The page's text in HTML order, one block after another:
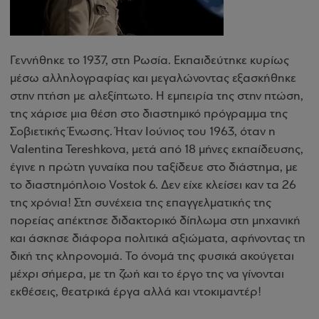
Γεννήθηκε το 1937, στη Ρωσία. Εκπαιδεύτηκε κυρίως
μέσω αλληλογραφίας και μεγαλώνοντας εξασκήθηκε
στην πτήση με αλεξίπτωτο. Η εμπειρία της στην πτώση,
της χάρισε μια θέση στο διαστημικό πρόγραμμα της
Σοβιετικής Ένωσης. Ήταν Ιούνιος του 1963, όταν η
Valentina Tereshkova, μετά από 18 μήνες εκπαίδευσης,
έγινε η πρώτη γυναίκα που ταξίδευε στο διάστημα, με
το διαστημόπλοιο Vostok 6. Δεν είχε κλείσει καν τα 26
της χρόνια! Στη συνέχεια της επαγγελματικής της
πορείας απέκτησε διδακτορικό δίπλωμα στη μηχανική
και άσκησε διάφορα πολιτικά αξιώματα, αφήνοντας τη
δική της κληρονομιά. Το όνομά της φυσικά ακούγεται
μέχρι σήμερα, με τη ζωή και το έργο της να γίνονται
εκθέσεις, θεατρικά έργα αλλά και ντοκιμαντέρ!